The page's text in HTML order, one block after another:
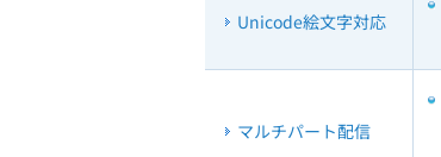
Unicode絵文字対応
マルチパート配信